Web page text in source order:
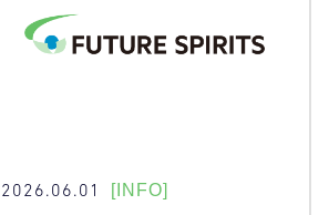
2026.06.01 [INFO]